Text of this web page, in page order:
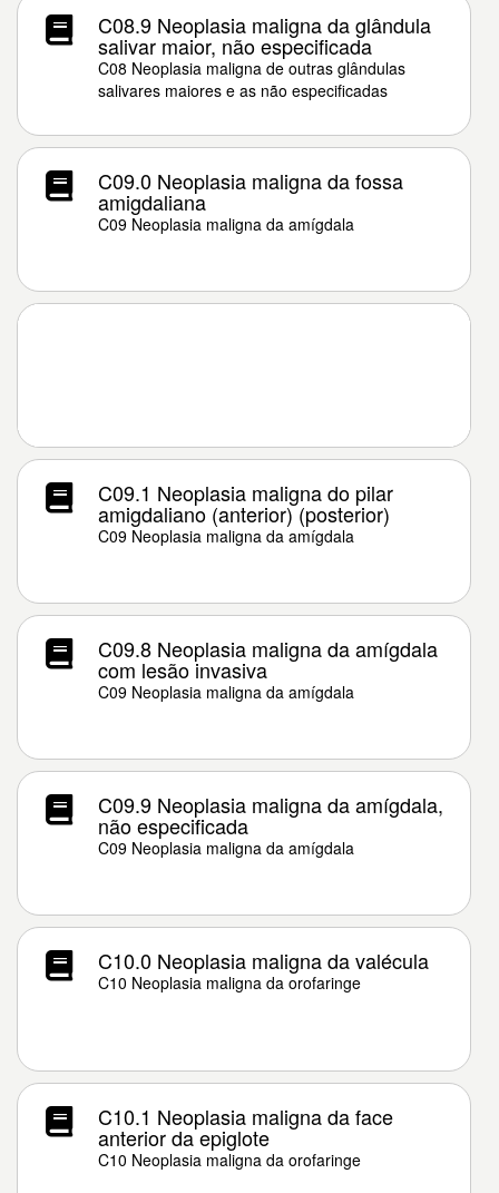
C08.9 Neoplasia maligna da glândula
salivar maior, não especificada
C08 Neoplasia maligna de outras glândulas
salivares maiores e as não especificadas
C09.0 Neoplasia maligna da fossa
amigdaliana
C09 Neoplasia maligna da amígdala
C09.1 Neoplasia maligna do pilar
amigdaliano (anterior) (posterior)
C09 Neoplasia maligna da amígdala
C09.8 Neoplasia maligna da amígdala
com lesão invasiva
C09 Neoplasia maligna da amígdala
C09.9 Neoplasia maligna da amígdala,
não especificada
C09 Neoplasia maligna da amígdala
C10.0 Neoplasia maligna da valécula
C10 Neoplasia maligna da orofaringe
C10.1 Neoplasia maligna da face
anterior da epiglote
C10 Neoplasia maligna da orofaringe